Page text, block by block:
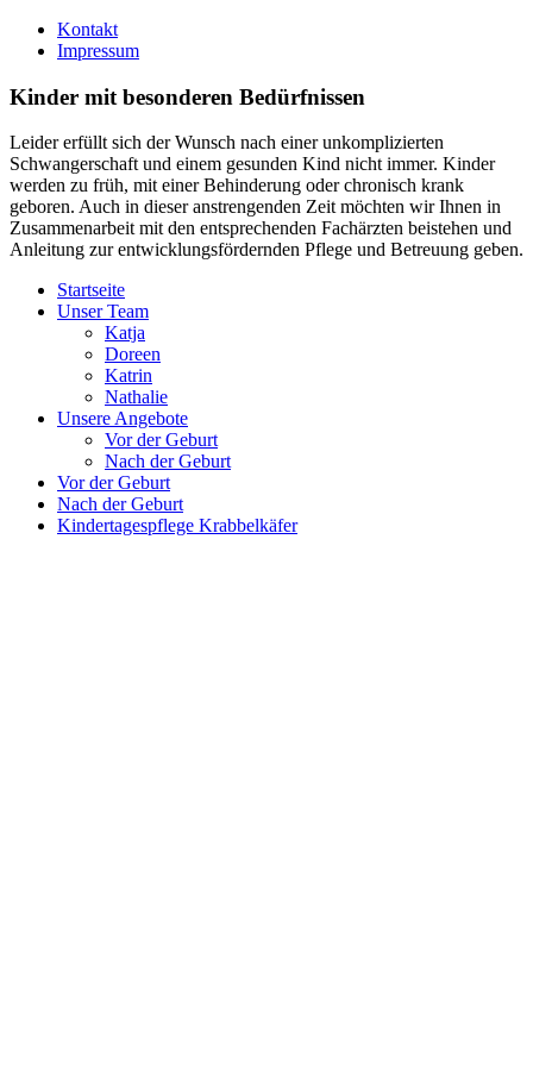
Kontakt
Impressum
Kinder mit besonderen Bedürfnissen
Leider erfüllt sich der Wunsch nach einer unkomplizierten
Schwangerschaft und einem gesunden Kind nicht immer. Kinder
werden zu früh, mit einer Behinderung oder chronisch krank
geboren. Auch in dieser anstrengenden Zeit möchten wir Ihnen in
Zusammenarbeit mit den entsprechenden Fachärzten beistehen und
Anleitung zur entwicklungsfördernden Pflege und Betreuung geben.
Startseite
Unser Team
Katja
Doreen
Katrin
Nathalie
Unsere Angebote
Vor der Geburt
Nach der Geburt
Vor der Geburt
Nach der Geburt
Kindertagespflege Krabbelkäfer